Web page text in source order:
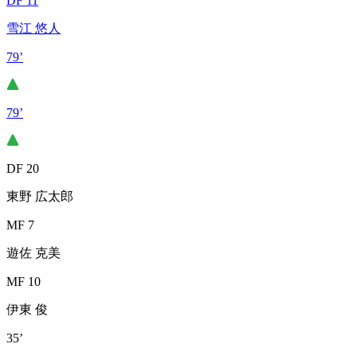
雪江 悠人
79’
79’
DF 20
東野 広太郎
MF 7
遊佐 克美
MF 10
伊東 俊
35’